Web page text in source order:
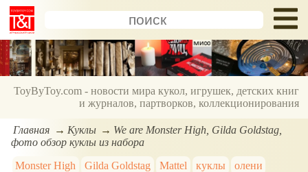
ToyByToy.com - новости мира кукол, игрушек, детских книг
и журналов, партворков, коллекционирования
Главная Куклы
We are Monster High, Gilda Goldstag,
фото обзор куклы из набора
Monster High
Gilda Goldstag Mattel куклы
олени